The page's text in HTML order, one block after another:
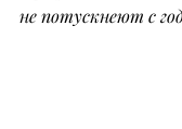
не потускнеют с